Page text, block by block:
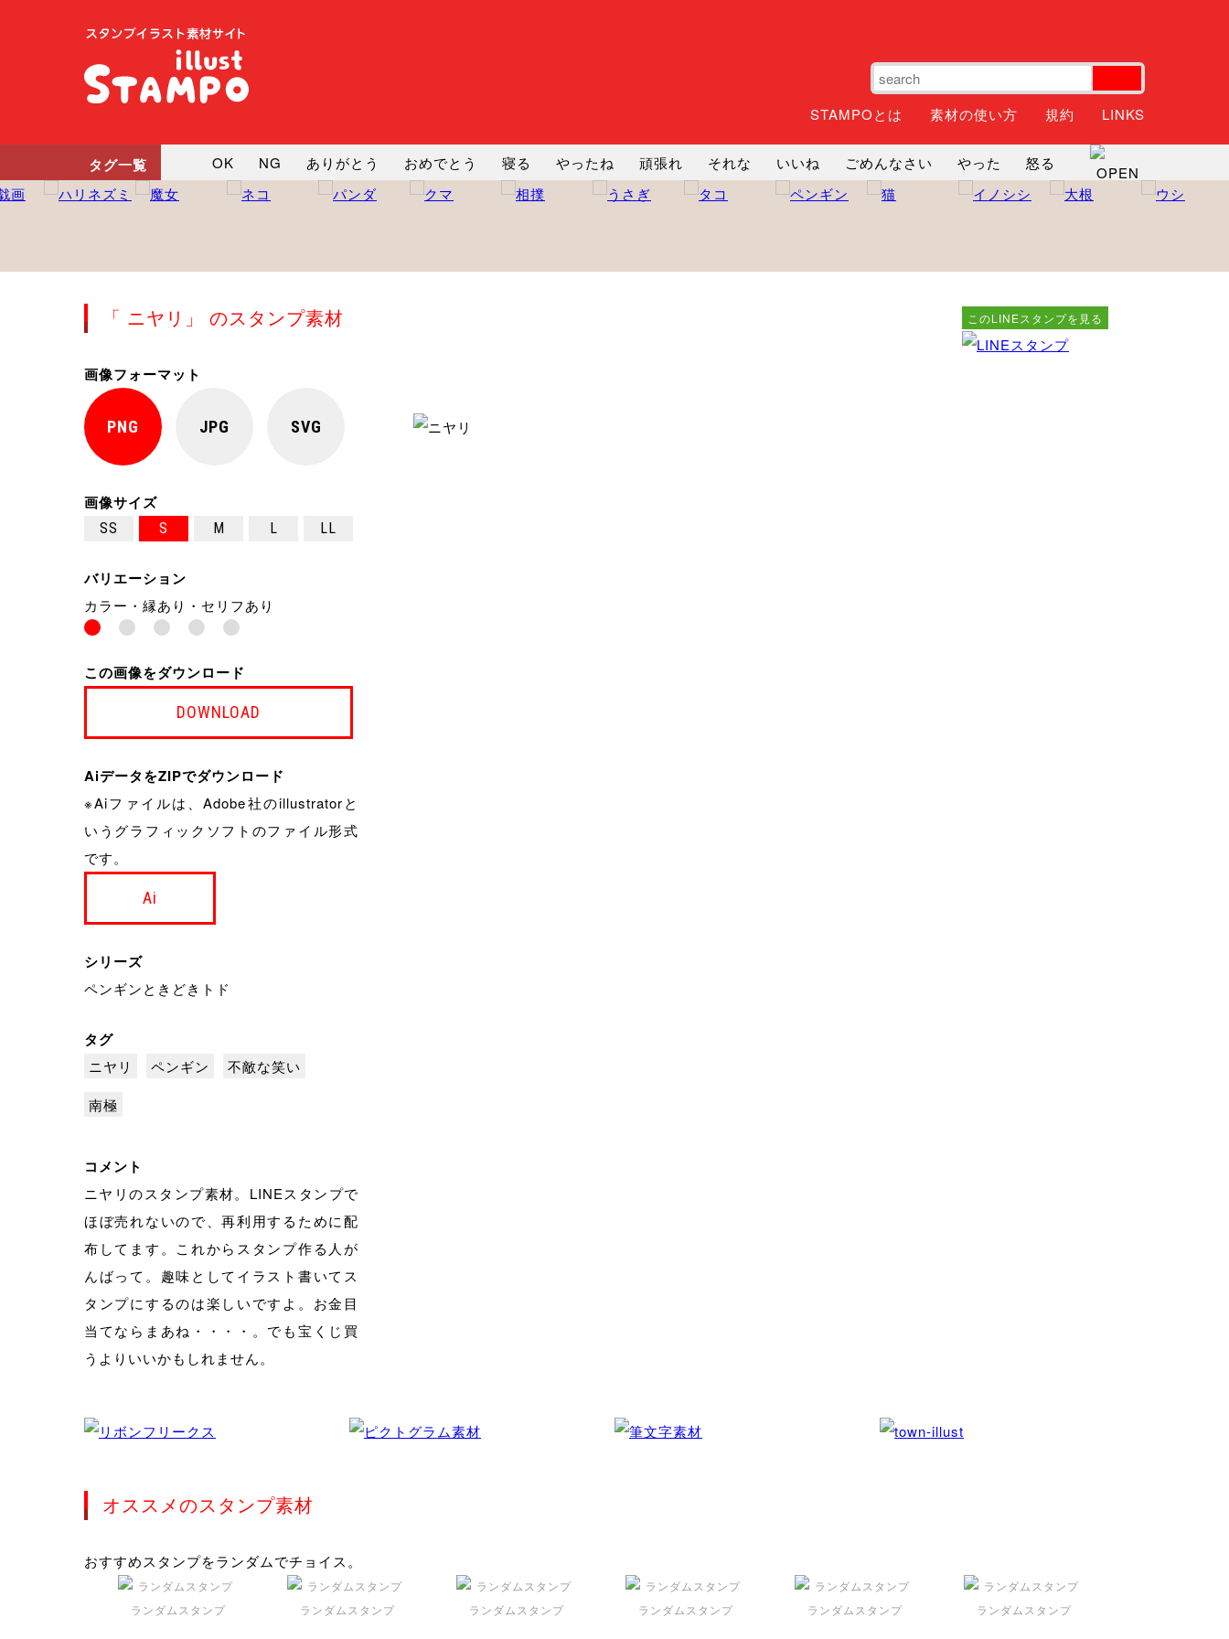
STAMPOとは 素材の使い方 規約 LINKS
タグ一覧 OK NG ありがとう おめでとう 寝る やったね 頑張れ それな いいね ごめんなさい やった
怒る
悲しい
だるい 衝撃 まったり 暇 じーっ えへへ おはよう おはよう 神 るんるん ファイト
焦る
「 ニヤリ」 のスタンプ素材
画像フォーマット
PNG JPG SVG
画像サイズ
SS S M L LL
バリエーション
カラー・縁あり・セリフあり
この画像をダウンロード
DOWNLOAD
AiデータをZIPでダウンロード
※Aiファイルは、Adobe社のillustratorと
いうグラフィックソフトのファイル形式
です。
Ai
シリーズ
ペンギンときどきトド
タグ
ニヤリ ペンギン
不敵な笑い
南極
コメント
ニヤリのスタンプ素材。LINEスタンプで
ほぼ売れないので、再利用するために配
布してます。これからスタンプ作る人が
んばって。趣味としてイラスト書いてス
タンプにするのは楽しいですよ。お金目
当てならまあね・・・・。でも宝くじ買
うよりいいかもしれません。
このLINEスタンプを見る
オススメのスタンプ素材
おすすめスタンプをランダムでチョイス。
ランダムスタンプ ランダムスタンプ ランダムスタンプ ランダムスタンプ ランダムスタンプ ランダムスタンプ